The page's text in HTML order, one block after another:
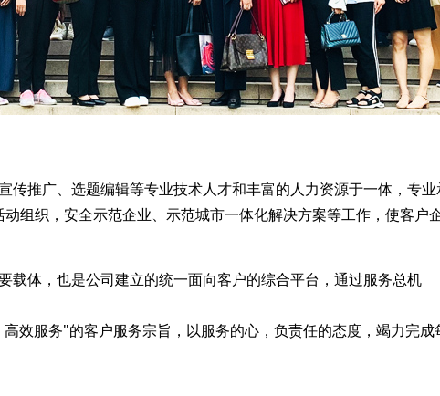
推广、选题编辑等专业技术人才和丰富的人力资源于一体，专
组织，安全示范企业、示范城市一体化解决方案等工作，使客户
体，也是公司建立的统一面向客户的综合平台，通过服务总机
服务"的客户服务宗旨，以服务的心，负责任的态度，竭力完成